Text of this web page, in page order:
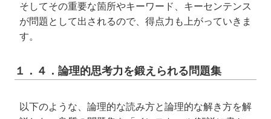
そしてその重要な箇所やキーワード、キーセンテンス
が問題として出されるので、得点力も上がっていきま
す。
１．４．論理的思考力を鍛えられる問題集
以下のような、論理的な読み方と論理的な解き方を解